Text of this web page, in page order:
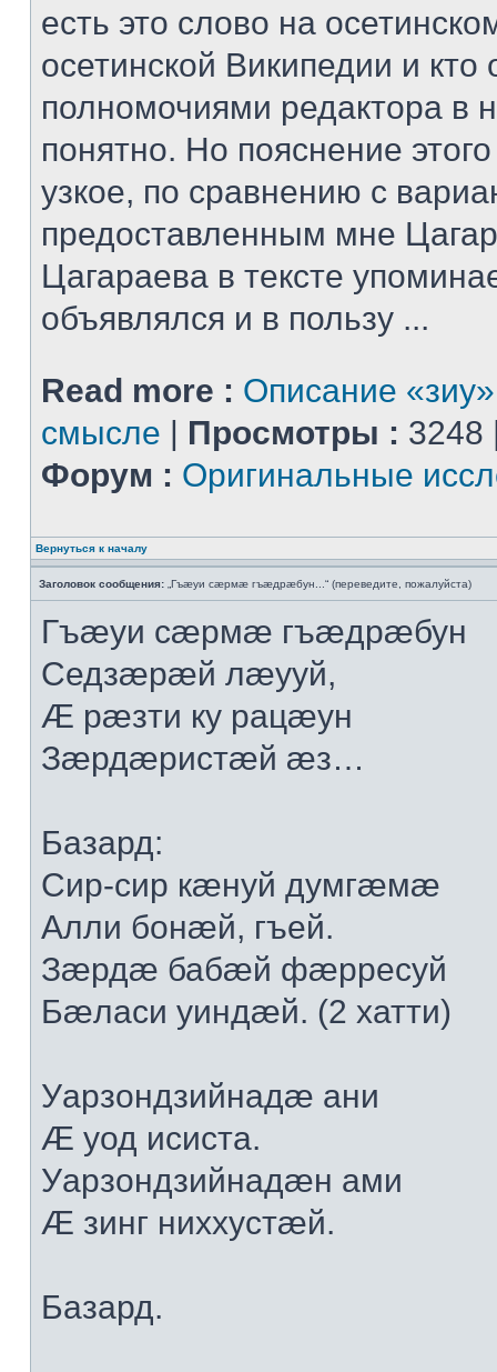
есть это слово на
осетинской Википедии и кто
полномочиями редактора в
понятно. Но пояснение
узкое, по сравнению с
предоставленным мне
Цагараева в тексте
объявлялся и в пользу ...
Read more : Описание
смысле | Просмотры :
Форум : Оригинальные
Вернуться к началу
Заголовок сообщения: „Гъæуи сæрмæ гъæдрæбун...“ (переведите, пожалуйста)
Гъæуи сæрмæ гъæдрæбун
Седзæрæй лæууй,
Æ рæзти ку рацæун
Зæрдæристæй æз…
Базард:
Сир-сир кæнуй думгæмæ
Алли бонæй, гъей.
Зæрдæ бабæй фæрресуй
Бæласи уиндæй. (2 хатти)
Уарзондзийнадæ ани
Æ уод исиста.
Уарзондзийнадæн ами
Æ зинг ниххустæй.
Базард.